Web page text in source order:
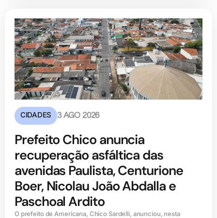
CIDADES 3 AGO 2026
Prefeito Chico anuncia
recuperação asfáltica das
avenidas Paulista, Centurione
Boer, Nicolau João Abdalla e
Paschoal Ardito
O prefeito de Americana, Chico Sardelli, anunciou, nesta